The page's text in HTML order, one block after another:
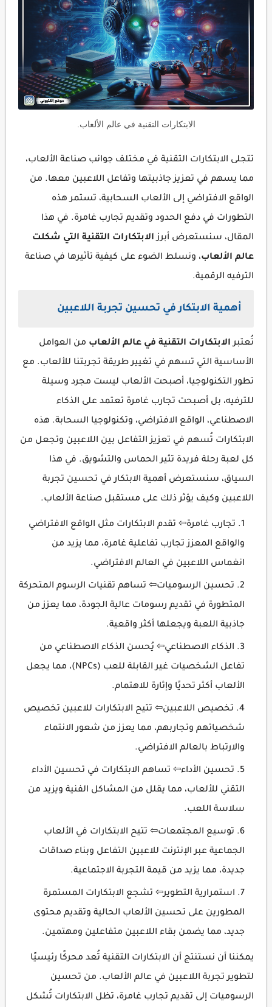
الابتكارات التقنية في عالم الألعاب.
تتجلى الابتكارات التقنية في مختلف جوانب صناعة الألعاب،
مما يسهم في تعزيز جاذبيتها وتفاعل اللاعبين معها. من
الواقع الافتراضي إلى الألعاب السحابية، تستمر هذه
التطورات في دفع الحدود وتقديم تجارب غامرة. في هذا
المقال، سنستعرض أبرزالابتكارات التقنية التي شكلت
عالم الألعاب، ونسلط الضوء على كيفية تأثيرها في صناعة
الترفيه الرقمية.
أهمية الابتكار في تحسين تجربة اللاعبين
تُعتبرالابتكارات التقنية في عالم الألعاب من العوامل
الأساسية التي تسهم في تغيير طريقة تجربتنا للألعاب. مع
تطور التكنولوجيا، أصبحت الألعاب ليست مجرد وسيلة
للترفيه، بل أصبحت تجارب غامرة تعتمد على الذكاء
الاصطناعي، الواقع الافتراضي، وتكنولوجيا السحابة. هذه
الابتكارات تُسهم في تعزيز التفاعل بين اللاعبين وتجعل من
كل لعبة رحلة فريدة تثير الحماس والتشويق. في هذا
السياق، سنستعرض أهمية الابتكار في تحسين تجربة
اللاعبين وكيف يؤثر ذلك على مستقبل صناعة الألعاب.
تجارب غامرة⇦ تقدم الابتكارات مثل الواقع الافتراضي
والواقع المعزز تجارب تفاعلية غامرة، مما يزيد من
انغماس اللاعبين في العالم الافتراضي.
تحسين الرسوميات⇦ تساهم تقنيات الرسوم المتحركة
المتطورة في تقديم رسومات عالية الجودة، مما يعزز من
جاذبية اللعبة ويجعلها أكثر واقعية.
الذكاء الاصطناعي⇦ يُحسن الذكاء الاصطناعي من
تفاعل الشخصيات غير القابلة للعب (NPCs)، مما يجعل
الألعاب أكثر تحديًا وإثارة للاهتمام.
تخصيص اللاعبين⇦ تتيح الابتكارات للاعبين تخصيص
شخصياتهم وتجاربهم، مما يعزز من شعور الانتماء
والارتباط بالعالم الافتراضي.
تحسين الأداء⇦ تساهم الابتكارات في تحسين الأداء
التقني للألعاب، مما يقلل من المشاكل الفنية ويزيد من
سلاسة اللعب.
توسيع المجتمعات⇦ تتيح الابتكارات في الألعاب
الجماعية عبر الإنترنت للاعبين التفاعل وبناء صداقات
جديدة، مما يزيد من قيمة التجربة الاجتماعية.
استمرارية التطوير⇦ تشجع الابتكارات المستمرة
المطورين على تحسين الألعاب الحالية وتقديم محتوى
جديد، مما يضمن بقاء اللاعبين متفاعلين ومهتمين.
يمكننا أن نستنتج أن الابتكارات التقنية تُعد محركًا رئيسيًا
لتطوير تجربة اللاعبين في عالم الألعاب. من تحسين
الرسوميات إلى تقديم تجارب غامرة، تظل الابتكارات تُشكل